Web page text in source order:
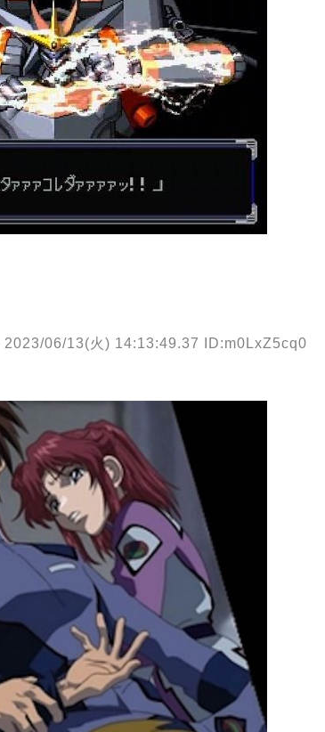
2023/06/13(火) 14:13:49.37 ID:m0LxZ5cq0